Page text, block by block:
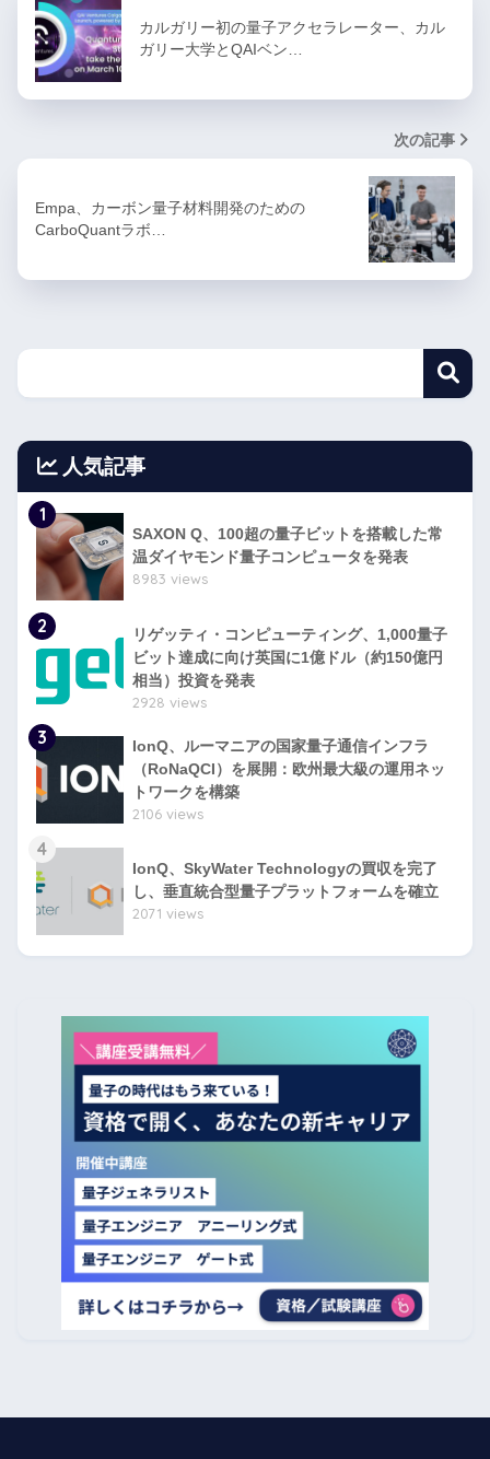
カルガリー初の量子アクセラレーター、カル
ガリー大学とQAIベン…
次の記事
Empa、カーボン量子材料開発のための
CarboQuantラボ…
人気記事
1
SAXON Q、100超の量子ビットを搭載した常
温ダイヤモンド量子コンピュータを発表
8983 views
2
リゲッティ・コンピューティング、1,000量子
ビット達成に向け英国に1億ドル（約150億円
相当）投資を発表
2928 views
3
IonQ、ルーマニアの国家量子通信インフラ
（RoNaQCI）を展開：欧州最大級の運用ネッ
トワークを構築
2106 views
4
IonQ、SkyWater Technologyの買収を完了
し、垂直統合型量子プラットフォームを確立
2071 views